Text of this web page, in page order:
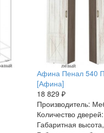
Афина Пенал 540
[Афина]
18 829 ₽
Производитель:
Количество
Габаритная